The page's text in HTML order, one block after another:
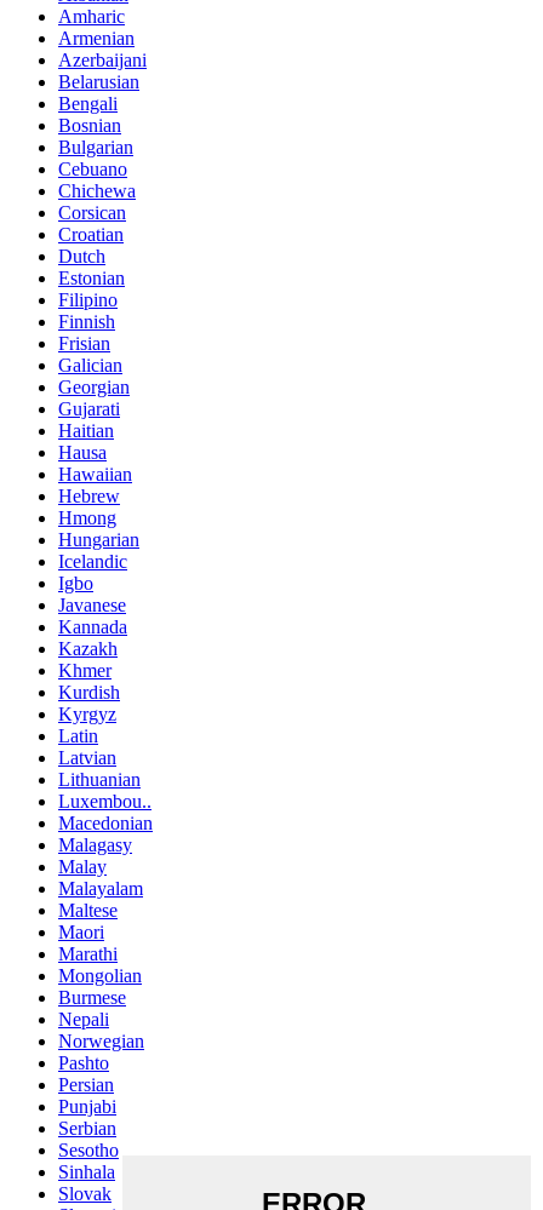
Amharic
Armenian
Azerbaijani
Belarusian
Bengali
Bosnian
Bulgarian
Cebuano
Chichewa
Corsican
Croatian
Dutch
Estonian
Filipino
Finnish
Frisian
Galician
Georgian
Gujarati
Haitian
Hausa
Hawaiian
Hebrew
Hmong
Hungarian
Icelandic
Igbo
Javanese
Kannada
Kazakh
Khmer
Kurdish
Kyrgyz
Latin
Latvian
Lithuanian
Luxembou..
Macedonian
Malagasy
Malay
Malayalam
Maltese
Maori
Marathi
Mongolian
Burmese
Nepali
Norwegian
Pashto
Persian
Punjabi
Serbian
Sesotho
Sinhala
Slovak